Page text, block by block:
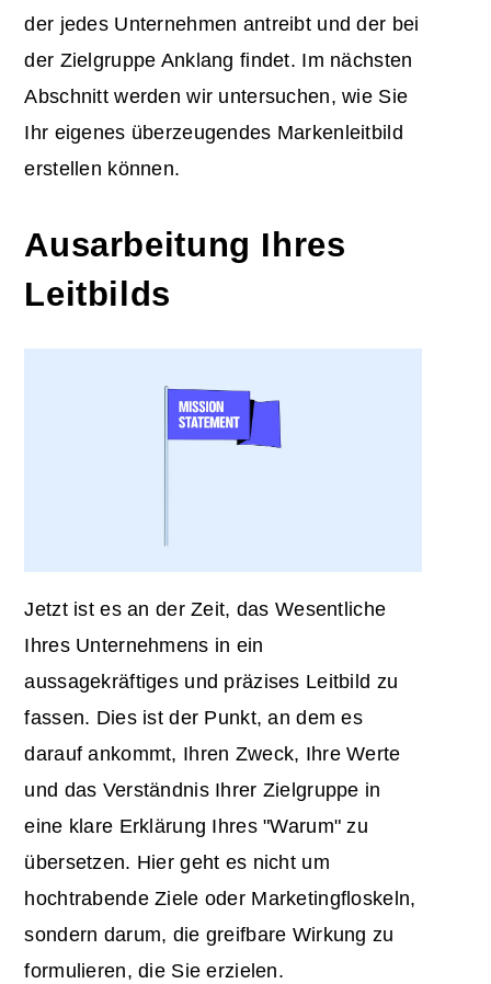
der jedes Unternehmen antreibt und der bei
der Zielgruppe Anklang findet. Im nächsten
Abschnitt werden wir untersuchen, wie Sie
Ihr eigenes überzeugendes Markenleitbild
erstellen können.
Ausarbeitung Ihres
Leitbilds
Jetzt ist es an der Zeit, das Wesentliche
Ihres Unternehmens in ein
aussagekräftiges und präzises Leitbild zu
fassen. Dies ist der Punkt, an dem es
darauf ankommt, Ihren Zweck, Ihre Werte
und das Verständnis Ihrer Zielgruppe in
eine klare Erklärung Ihres "Warum" zu
übersetzen. Hier geht es nicht um
hochtrabende Ziele oder Marketingfloskeln,
sondern darum, die greifbare Wirkung zu
formulieren, die Sie erzielen.